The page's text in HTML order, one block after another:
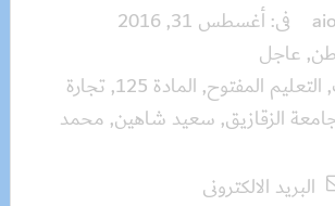
فى:أغسطس 31, 2016
, عاجل
, التعليم المفتوح, المادة 125 , تجارة
الزقازيق, سعيد شاهين, محمد
البريد الالكترونى